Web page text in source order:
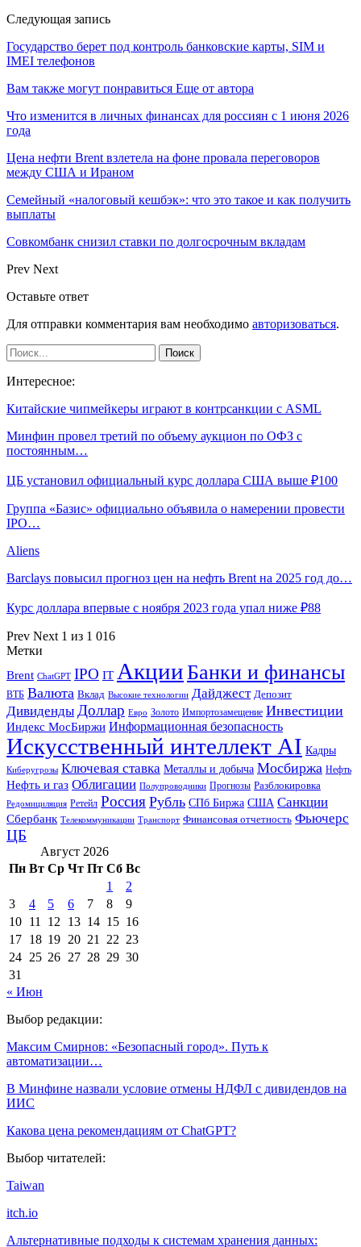
Следующая запись
Государство берет под контроль банковские карты, SIM и
IMEI телефонов
Вам также могут понравиться Еще от автора
Что изменится в личных финансах для россиян с 1 июня 2026
года
Цена нефти Brent взлетела на фоне провала переговоров
между США и Ираном
Семейный «налоговый кешбэк»: что это такое и как получить
выплаты
Совкомбанк снизил ставки по долгосрочным вкладам
Prev Next
Оставьте ответ
Для отправки комментария вам необходимо авторизоваться.
Интересное:
Китайские чипмейкеры играют в контрсанкции с ASML
Минфин провел третий по объему аукцион по ОФЗ с
постоянным…
ЦБ установил официальный курс доллара США выше ₽100
Группа «Базис» официально объявила о намерении провести
IPO…
Aliens
Barclays повысил прогноз цен на нефть Brent на 2025 год до…
Курс доллара впервые с ноября 2023 года упал ниже ₽88
Prev Next 1 из 1 016
Метки
Brent ChatGPT IPO IT АкцииБанки и финансы
ВТБ Валюта Вклад Высокие технологии Дайджест Депозит
Дивиденды Доллар Евро Золото Импортозамещение Инвестиции
Индекс МосБиржи Информационная безопасность
Искусственный интеллект AI Кадры
Киберугрозы Ключевая ставка Металлы и добыча Мосбиржа Нефть
Нефть и газ Облигации Полупроводники Прогнозы Разблокировка
Редомициляция Ретейл Россия Рубль СПб Биржа США Санкции
Сбербанк Телекоммуникации Транспорт Финансовая отчетность Фьючерс
ЦБ
Август 2026
Пн Вт Ср Чт Пт Сб Вс
1
2
3
4 5 6 7 8
9
10 11 12 13 14 15 16
17 18 19 20 21 22 23
24 25 26 27 28 29 30
31
« Июн
Выбор редакции:
Максим Смирнов: «Безопасный город». Путь к
автоматизации…
В Минфине назвали условие отмены НДФЛ с дивидендов на
ИИС
Какова цена рекомендациям от ChatGPT?
Выбор читателей:
Taiwan
itch.io
Альтернативные подходы к системам хранения данных: